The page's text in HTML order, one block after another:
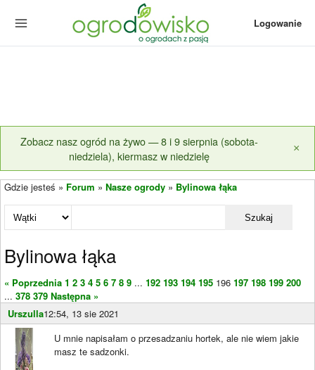
Logowanie
Zobacz nasz ogród na żywo — 8 i 9 sierpnia (sobota-
niedziela), kiermasz w niedzielę
×
Gdzie jesteś » Forum » Nasze ogrody » Bylinowa łąka
Szukaj
Bylinowa łąka
« Poprzednia 1 2 3 4 5 6 7 8 9 ... 192 193 194 195 196 197 198 199 200
... 378 379 Następna »
Urszulla12:54, 13 sie 2021
U mnie napisałam o przesadzaniu hortek, ale nie wiem jakie
masz te sadzonki.